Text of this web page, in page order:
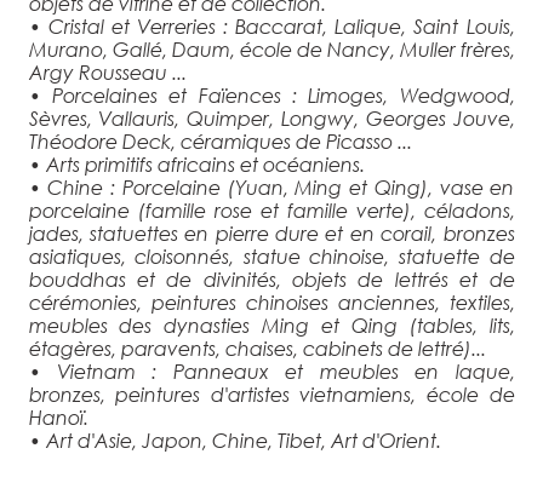
• Cristal et Verreries : Baccarat, Lalique, Saint Louis,
Murano, Gallé, Daum, école de Nancy, Muller frères,
Argy Rousseau ...
• Porcelaines et Faïences : Limoges, Wedgwood,
Sèvres, Vallauris, Quimper, Longwy, Georges Jouve,
Théodore Deck, céramiques de Picasso ...
• Arts primitifs africains et océaniens.
• Chine : Porcelaine (Yuan, Ming et Qing), vase en
porcelaine (famille rose et famille verte), céladons,
jades, statuettes en pierre dure et en corail, bronzes
asiatiques, cloisonnés, statue chinoise, statuette de
bouddhas et de divinités, objets de lettrés et de
cérémonies, peintures chinoises anciennes, textiles,
meubles des dynasties Ming et Qing (tables, lits,
étagères, paravents, chaises, cabinets de lettré)...
• Vietnam : Panneaux et meubles en laque,
bronzes, peintures d'artistes vietnamiens, école de
Hanoï.
• Art d'Asie, Japon, Chine, Tibet, Art d'Orient.